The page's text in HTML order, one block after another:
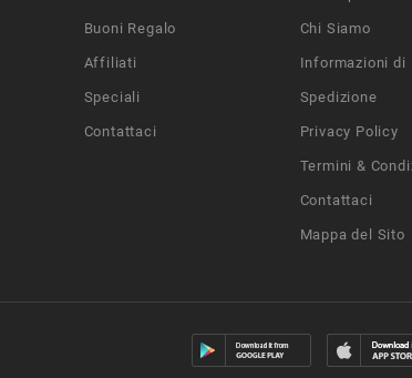
Buoni Regalo
Affiliati
Speciali
Contattaci
Chi Siamo
Informazioni di
Spedizione
Privacy Policy
Termini &
Contattaci
Mappa del Sito